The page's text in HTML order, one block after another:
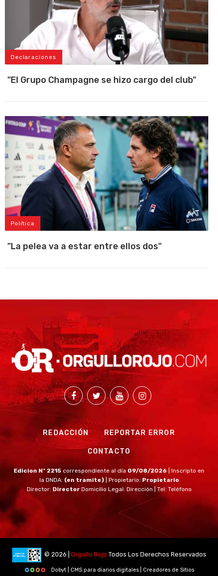
Declaraciones
"El Grupo Champagne se hizo cargo del club"
Política
"La pelea va a estar entre ellos dos"
REDACCIÓN REPORTAR ERROR
CONTACTO
Edicion Nº 2215 correspondiente al día 09/08/2026
| Inscripto en
la DNDA: (en tramite) | Propietario: Propietario
Director: Director Domicilio Legal: Dirección | Tel: Teléfono
© 2026 | Orgullo Rojo Todos Los Derechos Reservados
Dobyt | CMS para diarios digitales | Creadores de Sitios